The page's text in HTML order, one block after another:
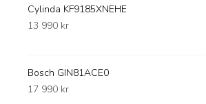
Cylinda KF9185XNEHE
13 990 kr
Bosch GIN81ACE0
17 990 kr